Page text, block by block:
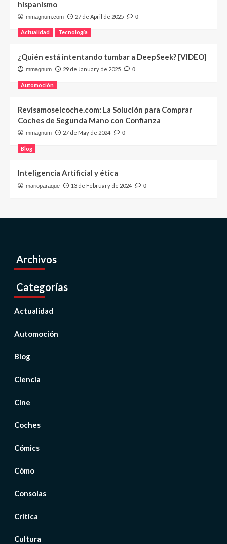
hispanismo
mmagnum.com 27 de April de 2025 0
Actualidad Tecnología
¿Quién está intentando tumbar a DeepSeek? [VIDEO]
mmagnum 29 de January de 2025 0
Automoción
Revisamoselcoche.com: La Solución para Comprar
Coches de Segunda Mano con Confianza
mmagnum 27 de May de 2024 0
Blog
Inteligencia Artificial y ética
marioparaque 13 de February de 2024 0
Archivos
Categorías
Actualidad
Automoción
Blog
Ciencia
Cine
Coches
Cómics
Cómo
Consolas
Crítica
Cultura